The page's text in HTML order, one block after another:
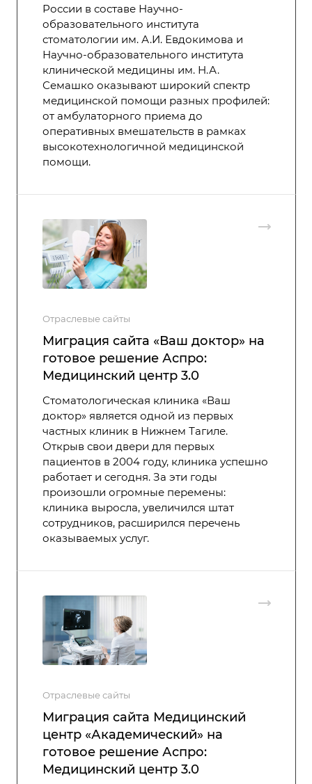
России в составе Научно-
образовательного института
стоматологии им. А.И. Евдокимова и
Научно-образовательного института
клинической медицины им. Н.А.
Семашко оказывают широкий спектр
медицинской помощи разных профилей:
от амбулаторного приема до
оперативных вмешательств в рамках
высокотехнологичной медицинской
помощи.
Отраслевые сайты
Миграция сайта «Ваш доктор» на
готовое решение Аспро:
Медицинский центр 3.0
Стоматологическая клиника «Ваш
доктор» является одной из первых
частных клиник в Нижнем Тагиле.
Открыв свои двери для первых
пациентов в 2004 году, клиника успешно
работает и сегодня. За эти годы
произошли огромные перемены:
клиника выросла, увеличился штат
сотрудников, расширился перечень
оказываемых услуг.
Отраслевые сайты
Миграция сайта Медицинский
центр «Академический» на
готовое решение Аспро:
Медицинский центр 3.0